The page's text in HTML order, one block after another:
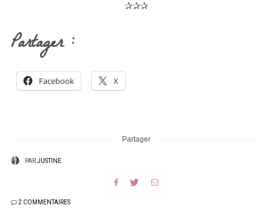
✰✰✰
Partager :
Facebook X
Partager
PARJUSTINE
2 COMMENTAIRES